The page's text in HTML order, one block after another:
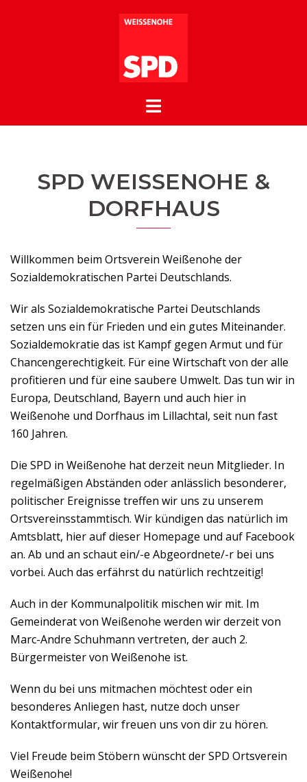
SPD WEISSENOHE & D
ORFHAUS
Willkommen beim Ortsverein Weißenohe der
Sozialdemokratischen Partei Deutschlands.
Wir als Sozialdemokratische Partei Deutschlands
setzen uns ein für Frieden und ein gutes Miteinander.
Sozialdemokratie das ist Kampf gegen Armut und für
Chancengerechtigkeit. Für eine Wirtschaft von der alle
profitieren und für eine saubere Umwelt. Das tun wir in
Europa, Deutschland, Bayern und auch hier in
Weißenohe und Dorfhaus im Lillachtal, seit nun fast
160 Jahren.
Die SPD in Weißenohe hat derzeit neun Mitglieder. In
regelmäßigen Abständen oder anlässlich besonderer,
politischer Ereignisse treffen wir uns zu unserem
Ortsvereinsstammtisch. Wir kündigen das natürlich im
Amtsblatt, hier auf dieser Homepage und auf Facebook
an. Ab und an schaut ein/-e Abgeordnete/-r bei uns
vorbei. Auch das erfährst du natürlich rechtzeitig!
Auch in der Kommunalpolitik mischen wir mit. Im
Gemeinderat von Weißenohe werden wir derzeit von
Marc-Andre Schuhmann vertreten, der auch 2.
Bürgermeister von Weißenohe ist.
Wenn du bei uns mitmachen möchtest oder ein
besonderes Anliegen hast, nutze doch unser
Kontaktformular, wir freuen uns von dir zu hören.
Viel Freude beim Stöbern wünscht der SPD Ortsverein
Weißenohe!